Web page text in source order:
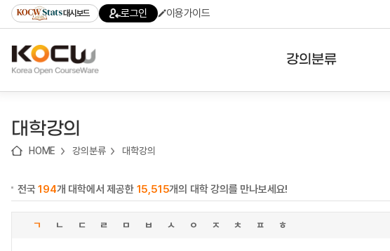
기
기
기
content)
가
대시보드 로그인 이용가이드
강의분류
대학강의
HOME 강의분류 대학강의
전국194개 대학에서 제공한 15,515개의 대학 강의를 만나보세요!
ㄱ ㄴ ㄷ ㄹ ㅁ ㅂ ㅅ ㅇ ㅈ ㅊ ㅍ ㅎ